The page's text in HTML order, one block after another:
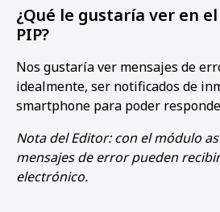
¿Qué le gustaría ver en
PIP?
Nos gustaría ver mensajes de
idealmente, ser notificados de
smartphone para poder
Nota del Editor: con el módulo
mensajes de error pueden
electrónico.